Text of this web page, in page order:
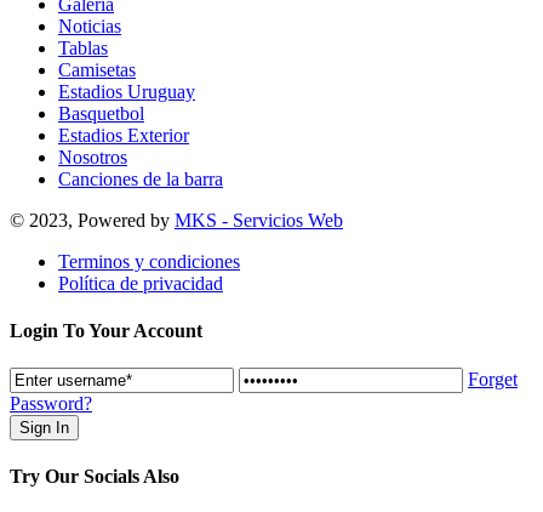
Noticias
Tablas
Camisetas
Estadios Uruguay
Basquetbol
Estadios Exterior
Nosotros
Canciones de la barra
© 2023, Powered by MKS - Servicios Web
Terminos y condiciones
Política de privacidad
Login To Your Account
Forget
Password?
Try Our Socials Also